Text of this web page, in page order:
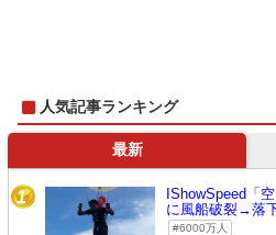
人気記事ランキング
最新
1
IShowSpeed「
に風船破裂→落
6000万人